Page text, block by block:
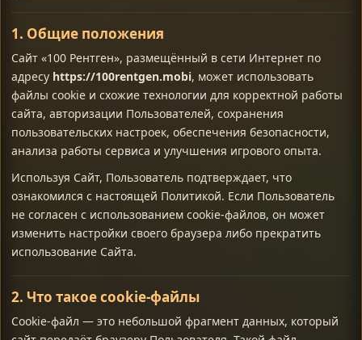
1. Общие положения
Сайт «100 Рентген», размещённый в сети Интернет по
адресу https://100rentgen.mobi, может использовать
файлы cookie и схожие технологии для корректной работы
сайта, авторизации Пользователей, сохранения
пользовательских настроек, обеспечения безопасности,
анализа работы сервиса и улучшения игрового опыта.
Используя Сайт, Пользователь подтверждает, что
ознакомился с настоящей Политикой. Если Пользователь
не согласен с использованием cookie-файлов, он может
изменить настройки своего браузера либо прекратить
использование Сайта.
2. Что такое cookie-файлы
Cookie-файл — это небольшой фрагмент данных, который